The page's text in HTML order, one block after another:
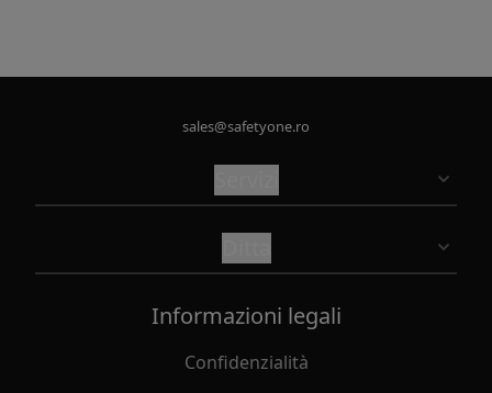
sales@safetyone.ro
Informazioni legali
Confidenzialità